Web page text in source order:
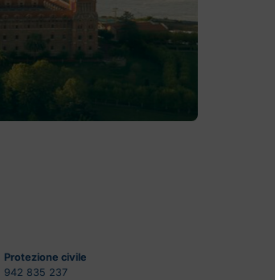
Protezione civile
942 835 237